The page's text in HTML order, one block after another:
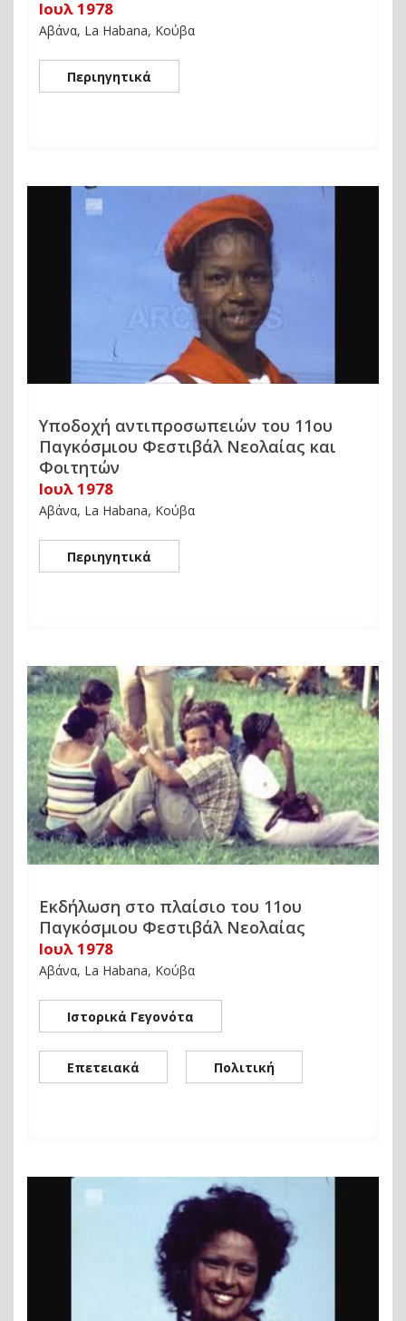
Ιουλ 1978
Αβάνα, La Habana, Κούβα
Περιηγητικά
Υποδοχή αντιπροσωπειών του 11ου
Παγκόσμιου Φεστιβάλ Νεολαίας και
Φοιτητών
Ιουλ 1978
Αβάνα, La Habana, Κούβα
Περιηγητικά
Εκδήλωση στο πλαίσιο του 11ου
Παγκόσμιου Φεστιβάλ Νεολαίας
Ιουλ 1978
Αβάνα, La Habana, Κούβα
Ιστορικά Γεγονότα
Επετειακά Πολιτική